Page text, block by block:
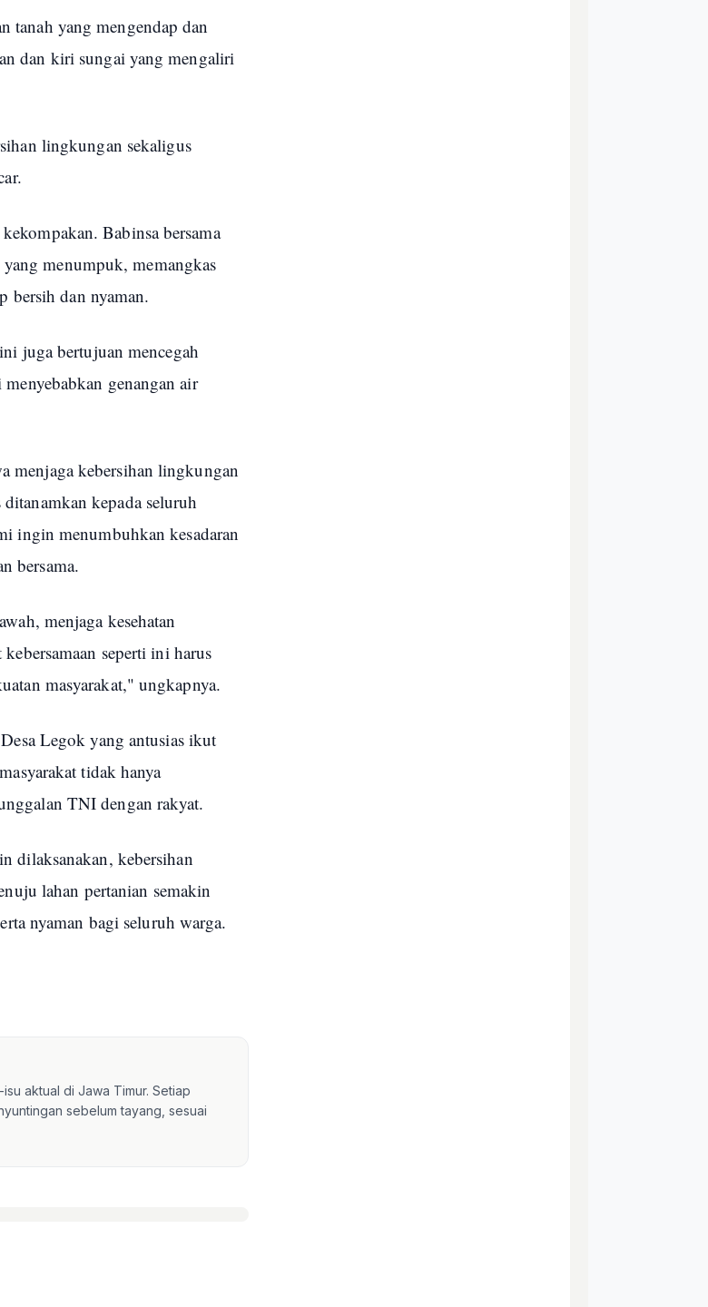
tanah yang mengendap dan
dan kiri sungai yang mengaliri
lingkungan sekaligus
Babinsa bersama
menumpuk, memangkas
bersih dan nyaman.
juga bertujuan mencegah
genangan air
menjaga kebersihan lingkungan
kepada seluruh
ingin menumbuhkan kesadaran
bersama.
menjaga kesehatan
seperti ini harus
masyarakat," ungkapnya.
Legok yang antusias ikut
tidak hanya
TNI dengan rakyat.
dilaksanakan, kebersihan
lahan pertanian semakin
nyaman bagi seluruh warga.
aktual di Jawa Timur. Setiap
sebelum tayang, sesuai